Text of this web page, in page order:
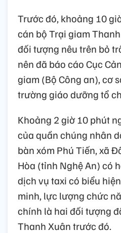
Trước đó, khoảng 10
cán bộ Trại giam
đối tượng nêu trên bỏ
nên đã báo cáo Cục
giam (Bộ Công an), cơ
trường giáo dưỡng tổ
Khoảng 2 giờ 10 phút
của quần chúng nhân
bàn xóm Phú Tiến, xã
Hòa (tỉnh Nghệ An) có
dịch vụ taxi có biểu
minh, lực lượng chức
chính là hai đối tượng
Thanh Xuân trước đó.